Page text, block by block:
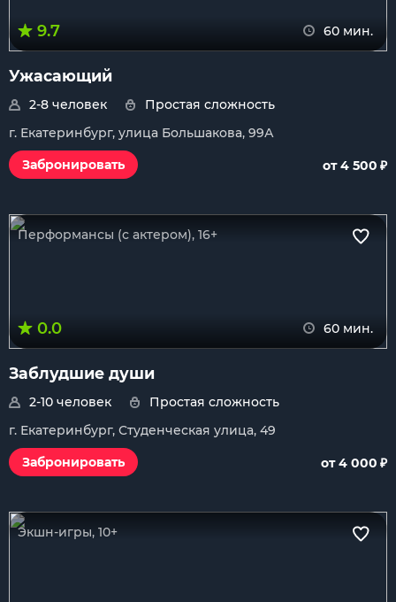
9.7 60 мин.
Ужасающий
2-8 человек
Простая сложность
г. Екатеринбург, улица Большакова, 99А
Забронировать
от 4 500 ₽
Перформансы (с актером), 16+
0.0 60 мин.
Заблудшие души
2-10 человек
Простая сложность
г. Екатеринбург, Студенческая улица, 49
Забронировать
от 4 000 ₽
Экшн-игры, 10+